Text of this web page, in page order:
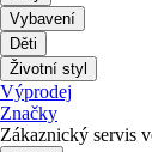
Vybavení
Děti
Životní styl
Výprodej
Značky
Zákaznický servis